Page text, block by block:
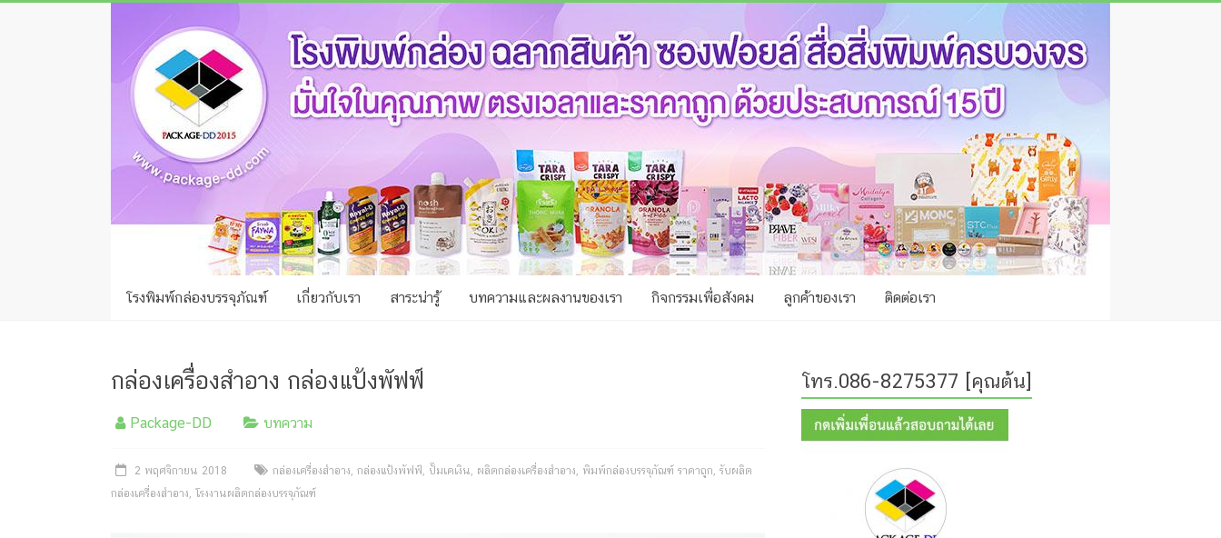
โรง
พิมพ์
กล่อง
ชลบุรี
โรงงาน
ผลิต
รับ
กล่อง
ครีม
ภัณฑ์
โรงพิมพ์กล่องบรรจุภัณฑ์ เกี่ยวกับเรา สาระน่ารู้ บทความและผลงานของเรา กิจกรรมเพื่อสังคม ลูกค้าของเรา ติดต่อเรา
กล่องเครื่องสำอาง กล่องแป้งพัฟฟ์
Package-DD บทความ
2 พฤศจิกายน 2018 กล่องเครื่องสำอาง, กล่องแป้งพัฟฟ์ , ปั๊มเคเงิน, ผลิตกล่องเครื่องสำอาง, พิมพ์กล่องบรรจุภัณฑ์ ราคาถูก, รับผลิต
กล่องเครื่องสำอาง, โรงงานผลิตกล่องบรรจุภัณฑ์
โทร.086-8275377 [คุณต้น]